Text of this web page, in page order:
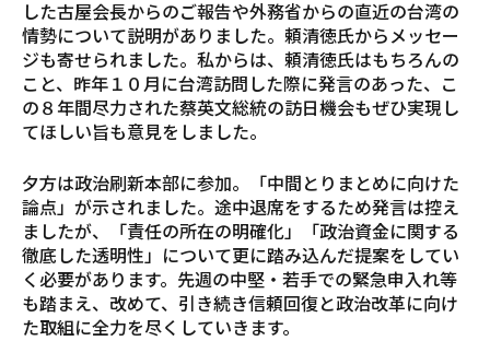
した古屋会長からのご報告や外務省からの直近の台湾の
情勢について説明がありました。頼清徳氏からメッセー
ジも寄せられました。私からは、頼清徳氏はもちろんの
こと、昨年１０月に台湾訪問した際に発言のあった、こ
の８年間尽力された蔡英文総統の訪日機会もぜひ実現し
てほしい旨も意見をしました。
夕方は政治刷新本部に参加。「中間とりまとめに向けた
論点」が示されました。途中退席をするため発言は控え
ましたが、「責任の所在の明確化」「政治資金に関する
徹底した透明性」について更に踏み込んだ提案をしてい
く必要があります。先週の中堅・若手での緊急申入れ等
も踏まえ、改めて、引き続き信頼回復と政治改革に向け
た取組に全力を尽くしていきます。